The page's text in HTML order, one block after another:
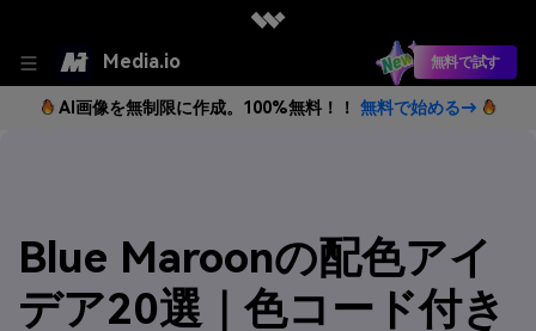
Media.io 無料で試す
AI画像を無制限に作成。100%無料！！ 無料で始める→
Blue Maroonの配色アイ
デア20選｜色コード付き